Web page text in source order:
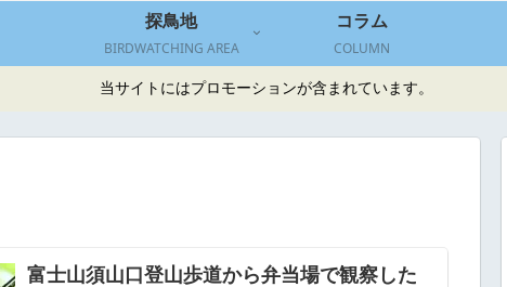
探鳥地
BIRDWATCHING AREA
コラム
COLUMN
当サイトにはプロモーションが含まれています。
富士山須山口登山歩道から弁当場で観察した